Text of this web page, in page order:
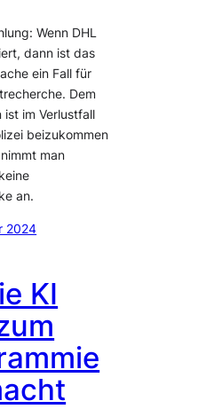
Wenn DHL
dann ist das
ein Fall für
Dem
ist im Verlustfall
beizukommen
man
an.
2024
KI